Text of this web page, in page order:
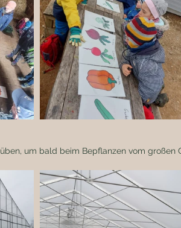
um bald beim Bepflanzen vom großen